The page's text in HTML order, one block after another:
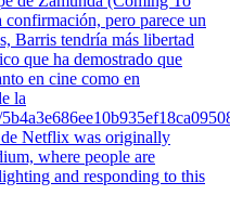
pero parece un
Barris tendría más libertad
que ha demostrado que
en cine como en
la
Netflix was originally
where people are
and responding to this